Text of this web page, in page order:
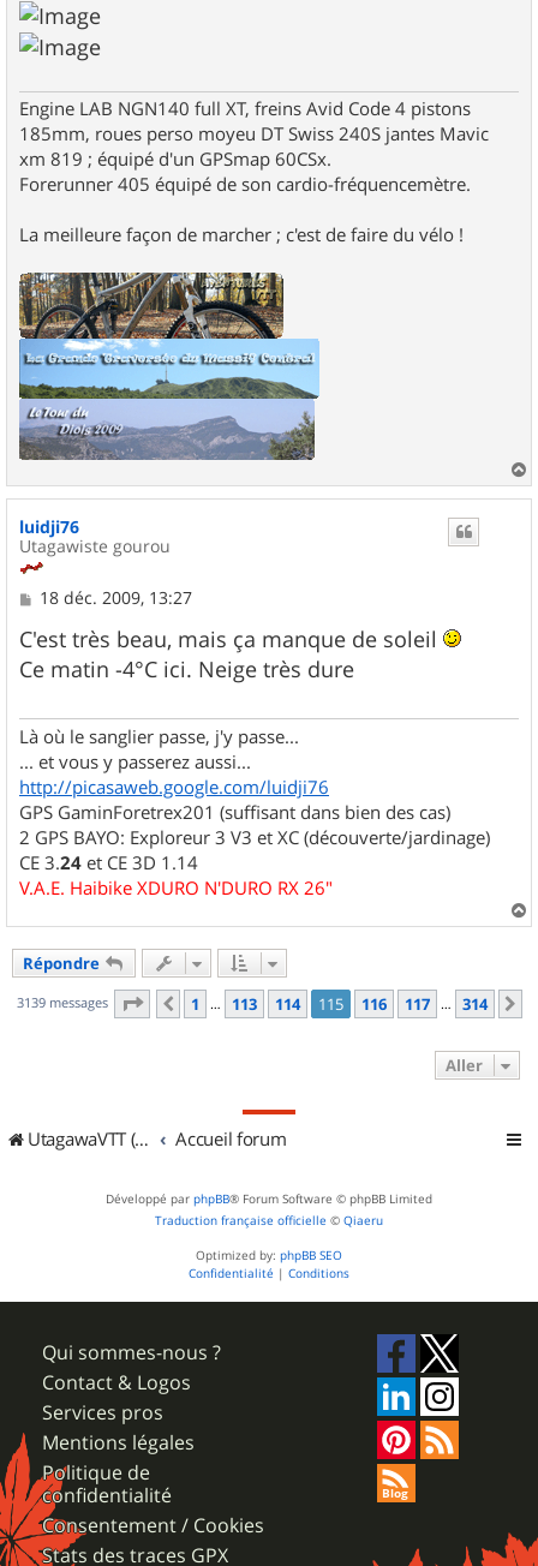
Engine LAB NGN140 full XT, freins Avid Code 4 pistons
185mm, roues perso moyeu DT Swiss 240S jantes Mavic
xm 819 ; équipé d'un GPSmap 60CSx.
Forerunner 405 équipé de son cardio-fréquencemètre.
La meilleure façon de marcher ; c'est de faire du vélo !
a
luidji76
Utagawiste gourou
M
s
s
a
18 déc. 2009, 13:27
C'est très beau, mais ça manque de soleil
Ce matin -4°C ici. Neige très dure
Là où le sanglier passe, j'y passe...
... et vous y passerez aussi...
http://picasaweb.google.com/luidji76
GPS GaminForetrex201 (suffisant dans bien des cas)
2 GPS BAYO: Exploreur 3 V3 et XC (découverte/jardinage)
CE 3.24 et CE 3D 1.14
V.A.E. Haibike XDURO N'DURO RX 26"
a
Répondre
3139 messages Page 115 sur314
Précédent
1 … 113 114 115 116 117 … 314
Aller
UtagawaVTT (Randos VTT et VTTAE avec traces GPS) Accueil forum
Développé par phpBB® Forum Software © phpBB Limited
Traduction française officielle © Qiaeru
Optimized by: phpBB SEO
Confidentialité | Conditions
Qui sommes-nous ?
Contact & Logos
Services pros
Mentions légales
Politique de
confidentialité
Consentement / Cookies
Stats des traces GPX